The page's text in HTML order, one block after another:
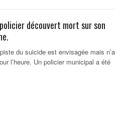
découvert mort sur son
du suicide est envisagée mais n’a
l’heure. Un policier municipal a été